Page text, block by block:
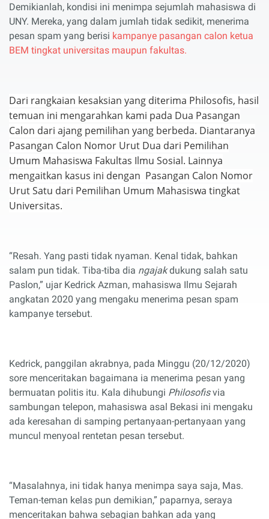
Demikianlah, kondisi ini menimpa sejumlah mahasiswa di
UNY. Mereka, yang dalam jumlah tidak sedikit, menerima
pesan spam yang berisi kampanye pasangan calon ketua
BEM tingkat universitas maupun fakultas.
Dari rangkaian kesaksian yang diterima Philosofis, hasil
temuan ini mengarahkan kami pada Dua Pasangan
Calon dari ajang pemilihan yang berbeda. Diantaranya
Pasangan Calon Nomor Urut Dua dari Pemilihan
Umum Mahasiswa Fakultas Ilmu Sosial. Lainnya
mengaitkan kasus ini dengan Pasangan Calon Nomor
Urut Satu dari Pemilihan Umum Mahasiswa tingkat
Universitas.
“Resah. Yang pasti tidak nyaman. Kenal tidak, bahkan
salam pun tidak. Tiba-tiba dia ngajakdukung salah satu
Paslon,” ujar Kedrick Azman, mahasiswa Ilmu Sejarah
angkatan 2020 yang mengaku menerima pesan spam
kampanye tersebut.
Kedrick, panggilan akrabnya, pada Minggu (20/12/2020)
sore menceritakan bagaimana ia menerima pesan yang
bermuatan politis itu. Kala dihubungi Philosofisvia
sambungan telepon, mahasiswa asal Bekasi ini mengaku
ada keresahan di samping pertanyaan-pertanyaan yang
muncul menyoal rentetan pesan tersebut.
“Masalahnya, ini tidak hanya menimpa saya saja, Mas.
Teman-teman kelas pun demikian,” paparnya, seraya
menceritakan bahwa sebagian bahkan ada yang